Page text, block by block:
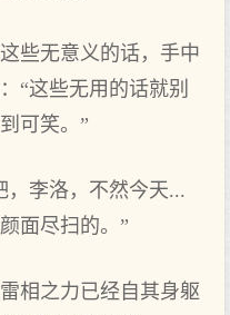
些无意义的话，手中
“这些无用的话就别
可笑。”
，李洛，不然今天...
面尽扫的。”
相之力已经自其身躯